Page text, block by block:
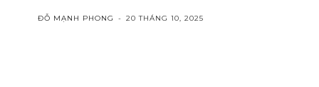
ĐỖ MẠNH PHONG - 20 THÁNG 10, 2025